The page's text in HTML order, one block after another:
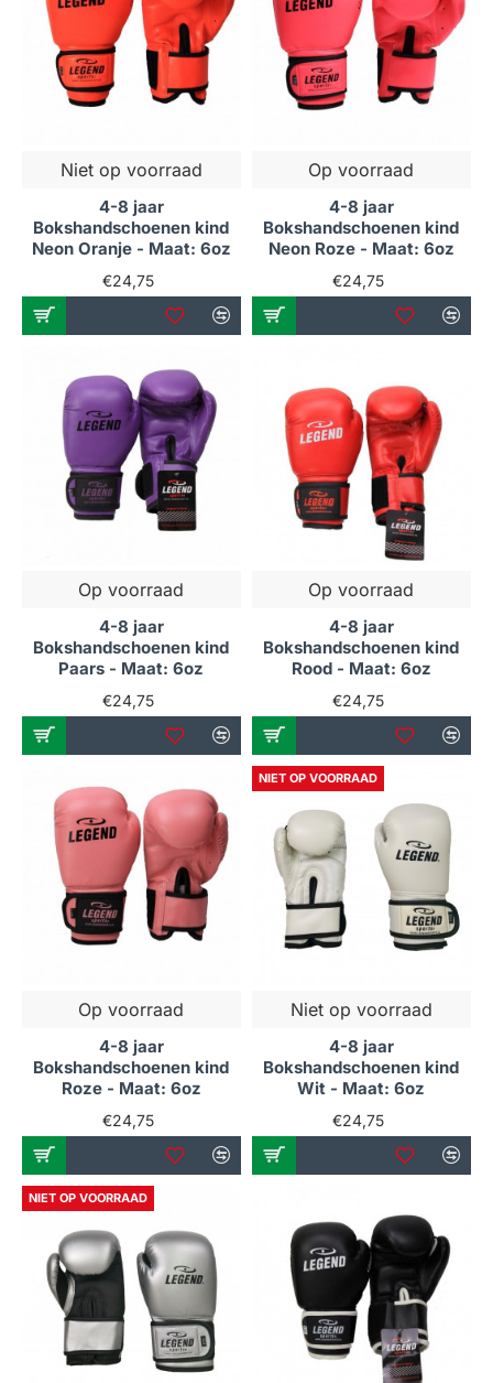
Niet op voorraad
4-8 jaar
Bokshandschoenen kind
Neon Oranje - Maat: 6oz
€24,75
Op voorraad
4-8 jaar
Bokshandschoenen kind
Neon Roze - Maat: 6oz
€24,75
Op voorraad
4-8 jaar
Bokshandschoenen kind
Paars - Maat: 6oz
€24,75
Op voorraad
4-8 jaar
Bokshandschoenen kind
Rood - Maat: 6oz
€24,75
Op voorraad
4-8 jaar
Bokshandschoenen kind
Roze - Maat: 6oz
€24,75
NIET OP VOORRAAD
Niet op voorraad
4-8 jaar
Bokshandschoenen kind
Wit - Maat: 6oz
€24,75
NIET OP VOORRAAD